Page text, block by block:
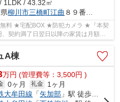
1LDK / 43.32㎡
柳川市三橋町江曲 ８９番地８
宅配BOX ★防犯カメラ ★『本契
契約満了日翌日以降の家賃は月額
A棟
万円 (管理費等：3,500円 )
0ヶ月 礼金
1ヶ月
大牟田線 「矢加部 」駅 徒歩33分